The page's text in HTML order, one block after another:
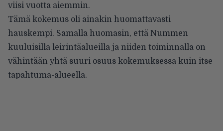
viisi vuotta aiemmin.
Tämä kokemus oli ainakin huomattavasti
hauskempi. Samalla huomasin, että Nummen
kuuluisilla leirintäalueilla ja niiden toiminnalla on
vähintään yhtä suuri osuus kokemuksessa kuin itse
tapahtuma-alueella.